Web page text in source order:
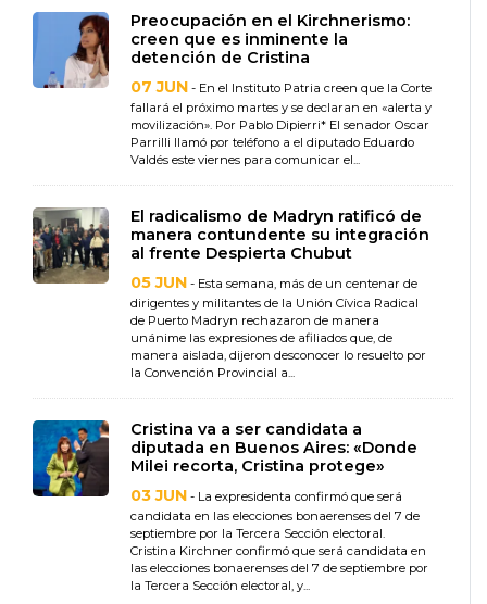
Preocupación en el Kirchnerismo:
creen que es inminente la
detención de Cristina
07 JUN - En el Instituto Patria creen que la Corte
fallará el próximo martes y se declaran en «alerta y
movilización». Por Pablo Dipierri* El senador Oscar
Parrilli llamó por teléfono a el diputado Eduardo
Valdés este viernes para comunicar el...
El radicalismo de Madryn ratificó de
manera contundente su integración
al frente Despierta Chubut
05 JUN - Esta semana, más de un centenar de
dirigentes y militantes de la Unión Cívica Radical
de Puerto Madryn rechazaron de manera
unánime las expresiones de afiliados que, de
manera aislada, dijeron desconocer lo resuelto por
la Convención Provincial a...
Cristina va a ser candidata a
diputada en Buenos Aires: «Donde
Milei recorta, Cristina protege»
03 JUN - La expresidenta confirmó que será
candidata en las elecciones bonaerenses del 7 de
septiembre por la Tercera Sección electoral.
Cristina Kirchner confirmó que será candidata en
las elecciones bonaerenses del 7 de septiembre por
la Tercera Sección electoral, y...